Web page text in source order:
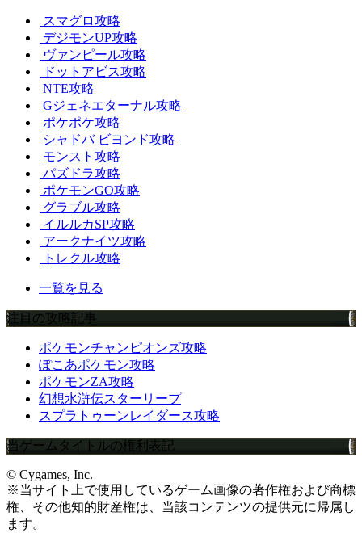
スマグロ攻略
デジモンUP攻略
ヴァンピール攻略
ドットアビス攻略
NTE攻略
Gジェネエターナル攻略
ポケポケ攻略
シャドバ ビヨンド攻略
モンスト攻略
パズドラ攻略
ポケモンGO攻略
グラブル攻略
イルルカSP攻略
アークナイツ攻略
トレクル攻略
一覧を見る
注目の攻略記事
ポケモンチャンピオンズ攻略
ぽこあポケモン攻略
ポケモンZA攻略
幻想水滸伝スターリープ
スプラトゥーンレイダース攻略
当ゲームタイトルの権利表記
© Cygames, Inc.
※当サイト上で使用しているゲーム画像の著作権および商標
権、その他知的財産権は、当該コンテンツの提供元に帰属し
ます。